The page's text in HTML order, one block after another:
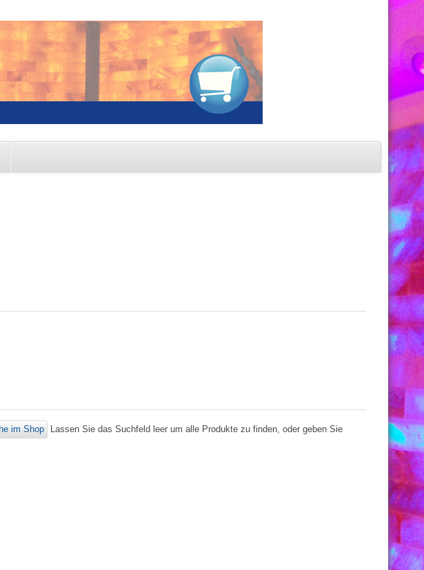
Lassen Sie das Suchfeld leer um alle Produkte zu finden, oder geben Sie